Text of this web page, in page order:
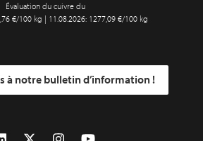
Évaluation du cuivre du
€/100 kg | 11.08.2026: 1277,09 €/100 kg
à notre bulletin d’information !